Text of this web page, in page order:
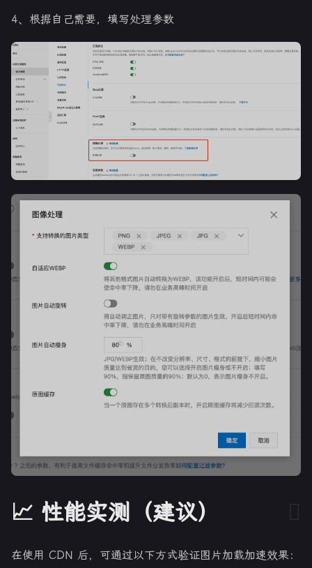
4、根据自己需要，填写处理参数
📈 性能实测（建议）
在使用 CDN 后，可通过以下方式验证图片加载加速效果：